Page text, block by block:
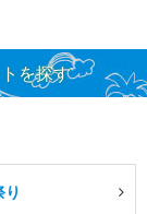
を探す